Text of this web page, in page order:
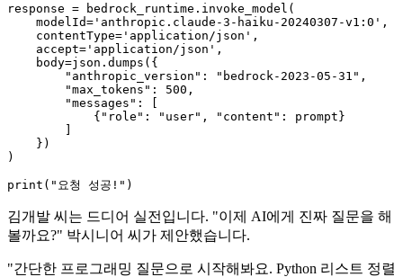
response = bedrock_runtime.invoke_model(
    modelId=
'anthropic.claude-3-haiku-20240307-v1:0' ,
    contentType=
'application/json' ,
    accept=
'application/json' ,
    body=json.dumps({
"anthropic_version" : "bedrock-2023-05-31" ,
"max_tokens" : 500 ,
"messages" : [
            {
"role" : "user" , "content" : prompt}
    })
)
print ( "요청 성공!"
김개발 씨는 드디어 실전입니다. "이제 AI에게 진짜 질문을 해
볼까요?" 박시니어 씨가 제안했습니다.
"간단한 프로그래밍 질문으로 시작해봐요. Python 리스트 정렬